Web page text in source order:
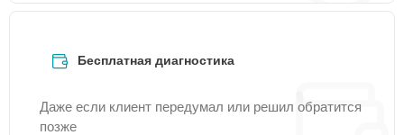
Бесплатная диагностика
Даже если клиент передумал или решил обратится
позже